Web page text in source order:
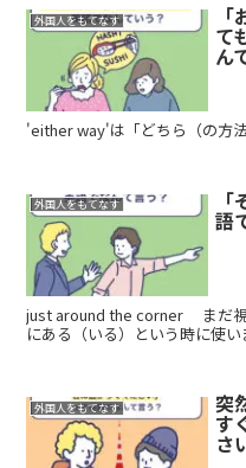
外国人をもてなす
て
ん
'either way'は「どちら（の方
外国人をもてなす
語
just around the corner まだ視
にある（いる）という時に使い
外国人をもてなす 突
す
さ